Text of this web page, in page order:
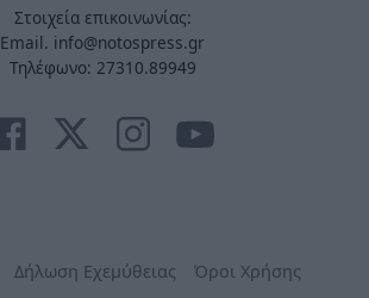
Στοιχεία επικοινωνίας:
Email. info@notospress.gr
Τηλέφωνο: 27310.89949
Δήλωση Εχεμύθειας Όροι Χρήσης